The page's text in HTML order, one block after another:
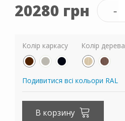
20280 грн
Колір каркасу Колір дерева
Подивитися всі кольори RAL
В корзину